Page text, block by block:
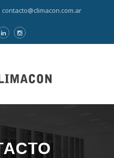
contacto@climacon.com.ar